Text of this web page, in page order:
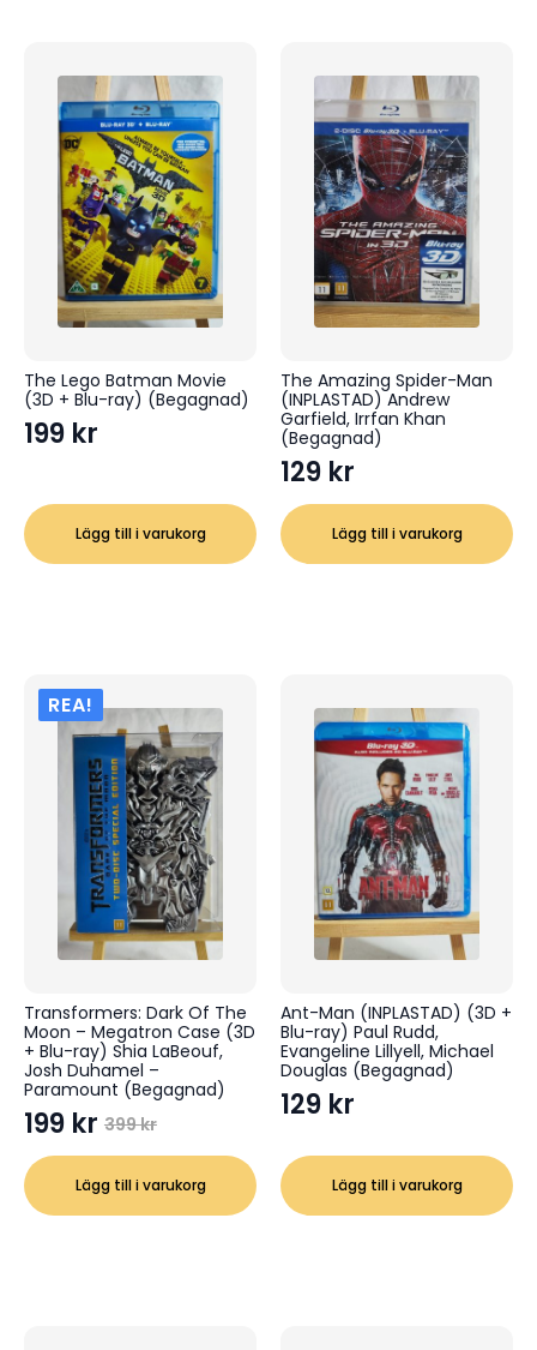
The Lego Batman Movie
(3D + Blu-ray) (Begagnad)
199 kr
Lägg till i varukorg
The Amazing Spider-Man
(INPLASTAD) Andrew
Garfield, Irrfan Khan
(Begagnad)
129 kr
Lägg till i varukorg
REA!
Transformers: Dark Of The
Moon – Megatron Case (3D
+ Blu-ray) Shia LaBeouf,
Josh Duhamel –
Paramount (Begagnad)
399kr
Det
ursprungliga
priset
199 kr
Det
nuvarande
prisetLägg till i varukorg
Ant-Man (INPLASTAD) (3D +
Blu-ray) Paul Rudd,
Evangeline Lillyell, Michael
Douglas (Begagnad)
129 kr
Lägg till i varukorg